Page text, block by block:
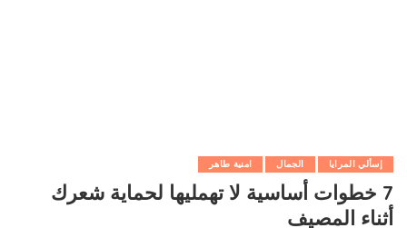
إسألي المرايا الجمال امنية طاهر
7 خطوات أساسية لا تهمليها لحماية شعرك
أثناء المصيف